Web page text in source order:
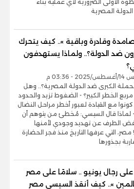
الأولى الضرورية لأي عملية بناء
المصرية
وقادرة وباقية ».. كيف يتحرك
ضد الدولة؟.. ولماذا يستهدفون
- 03:36 م
الكبرى ضد الدولة المصرية؟.. وهل
مربع الخطر الكبير؟ - الضغوط تزيد والحدود
مع القيادة لعبور أخطر مراحل النضال
لماذا قال السيسي: مُخطئ من يتوهم أن
الطرف عن تهديد وجودي لأمنها
مصر، التي عرفها التاريخ منذ فجر الحضارة
بجذورها
على رجال يونيو .. سلامًا على مصر
».. كيف أنقذ السيسي مصر